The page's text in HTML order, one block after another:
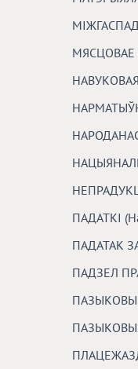
МЯСЦОВАЕ
ПАДАТКІ
ПАДАТАК
ПАДЗЕЛ
ПАЗЫКОВЫ